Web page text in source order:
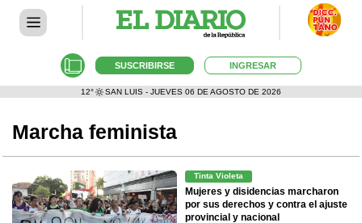
SUSCRIBIRSE INGRESAR
12° SAN LUIS - JUEVES 06 DE AGOSTO DE 2026
Marcha feminista
Tinta Violeta
Mujeres y disidencias marcharon
por sus derechos y contra el ajuste
provincial y nacional